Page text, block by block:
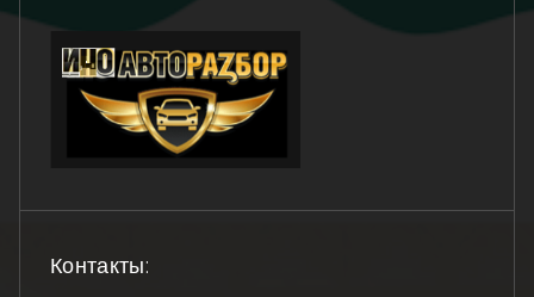
Контакты: